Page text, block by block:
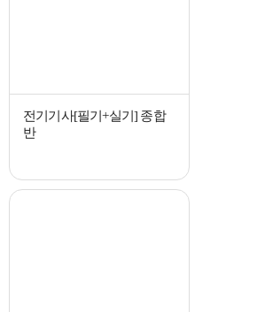
전기기사[필기+실기] 종합
반